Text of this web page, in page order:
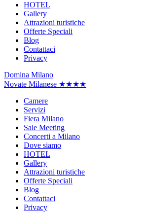
HOTEL
Gallery
Attrazioni turistiche
Offerte Speciali
Blog
Contattaci
Privacy
Domina Milano
Novate Milanese ★★★★
Camere
Servizi
Fiera Milano
Sale Meeting
Concerti a Milano
Dove siamo
HOTEL
Gallery
Attrazioni turistiche
Offerte Speciali
Blog
Contattaci
Privacy